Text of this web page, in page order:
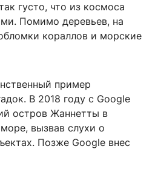
густо, что из космоса
Помимо деревьев, на
кораллов и морские
пример
В 2018 году с Google
остров Жаннетты в
вызвав слухи о
Позже Google внес